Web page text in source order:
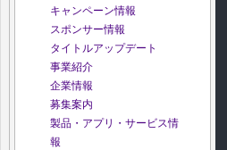
キャンペーン情報
スポンサー情報
タイトルアップデート
事業紹介
企業情報
募集案内
製品・アプリ・サービス情
報